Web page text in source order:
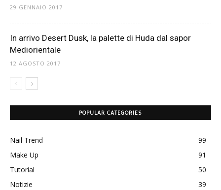
29 GENNAIO 2017
In arrivo Desert Dusk, la palette di Huda dal sapor
Mediorientale
12 AGOSTO 2017
POPULAR CATEGORIES
Nail Trend
99
Make Up
91
Tutorial
50
Notizie
39